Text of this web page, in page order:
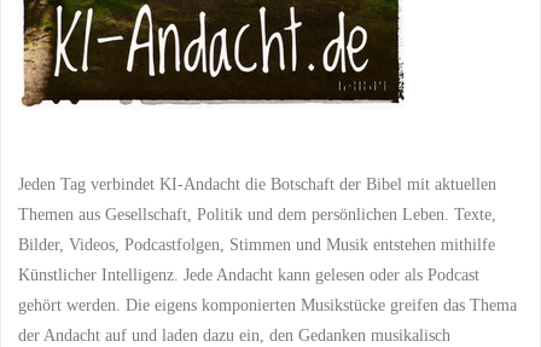
Jeden Tag verbindet KI-Andacht die Botschaft der Bibel mit aktuellen
Themen aus Gesellschaft, Politik und dem persönlichen Leben. Texte,
Bilder, Videos, Podcastfolgen, Stimmen und Musik entstehen mithilfe
Künstlicher Intelligenz. Jede Andacht kann gelesen oder als Podcast
gehört werden. Die eigens komponierten Musikstücke greifen das Thema
der Andacht auf und laden dazu ein, den Gedanken musikalisch